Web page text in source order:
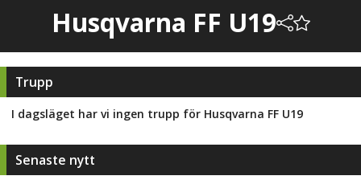
Husqvarna FF U19
Trupp
I dagsläget har vi ingen trupp för Husqvarna FF U19
Senaste nytt